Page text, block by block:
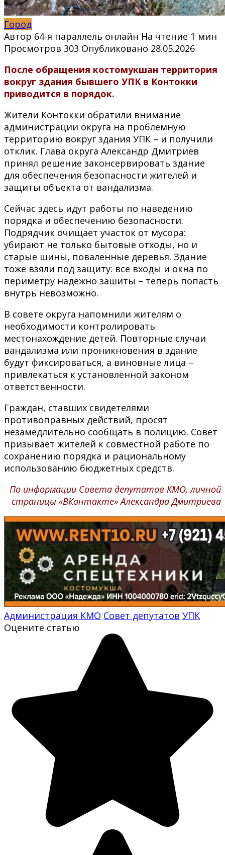
Город
Автор 64-я параллель онлайн На чтение 1 мин
Просмотров 303 Опубликовано 28.05.2026
После обращения костомукшан территория
вокруг здания бывшего УПК в Контокки
приводится в порядок.
Жители Контокки обратили внимание
администрации округа на проблемную
территорию вокруг здания УПК – и получили
отклик. Глава округа Александр Дмитриев
принял решение законсервировать здание
для обеспечения безопасности жителей и
защиты объекта от вандализма.
Сейчас здесь идут работы по наведению
порядка и обеспечению безопасности.
Подрядчик очищает участок от мусора:
убирают не только бытовые отходы, но и
старые шины, поваленные деревья. Здание
тоже взяли под защиту: все входы и окна по
периметру надёжно зашиты – теперь попасть
внутрь невозможно.
В совете округа напомнили жителям о
необходимости контролировать
местонахождение детей. Повторные случаи
вандализма или проникновения в здание
будут фиксироваться, а виновные лица –
привлекаться к установленной законом
ответственности.
Граждан, ставших свидетелями
противоправных действий, просят
незамедлительно сообщать в полицию. Совет
призывает жителей к совместной работе по
сохранению порядка и рациональному
использованию бюджетных средств.
По информации Совета депутатов КМО, личной
страницы «ВКонтакте» Александра Дмитриева
Администрация КМО Совет депутатов УПК
Оцените статью